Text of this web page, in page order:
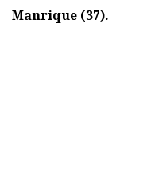
Manrique (37).